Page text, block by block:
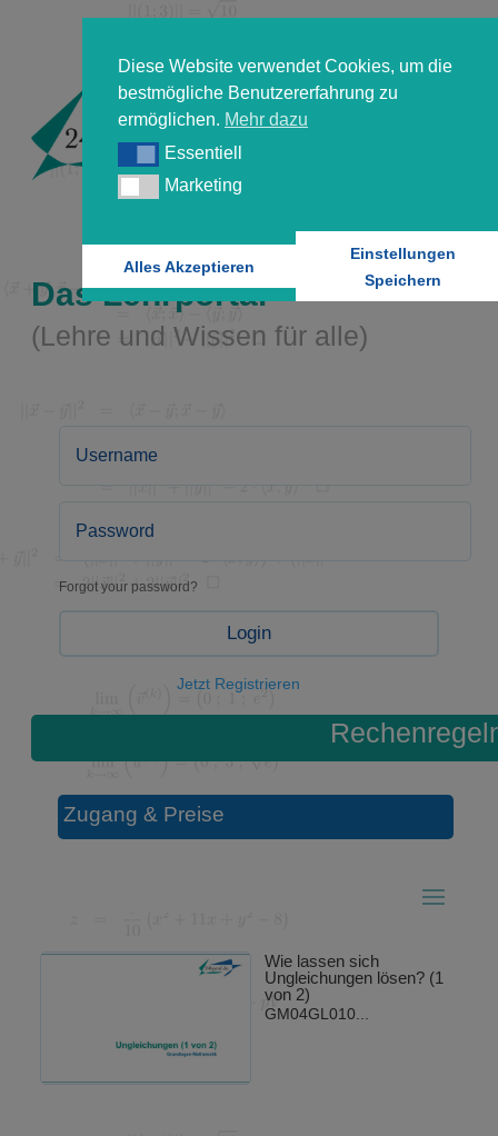
Diese Website verwendet Cookies, um die
bestmögliche Benutzererfahrung zu
ermöglichen. Mehr dazu
EssentiellEssentiell
MarketingMarketing
Alles Akzeptieren
Einstellungen
Speichern
Das Lehrportal
(Lehre und Wissen für alle)
Forgot your password?
Login
Jetzt Registrieren
Zugang & Preise
Wie lassen sich
Ungleichungen lösen? (1
von 2)
GM04GL010...